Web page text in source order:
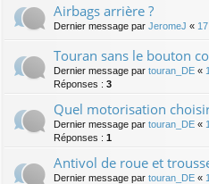
Airbags arrière ?
Dernier message par JeromeJ «
Touran sans le bouton
Dernier message par touran_DE «
Réponses : 3
Quel motorisation
Dernier message par touran_DE «
Réponses : 1
Antivol de roue et
Dernier message par touran_DE «